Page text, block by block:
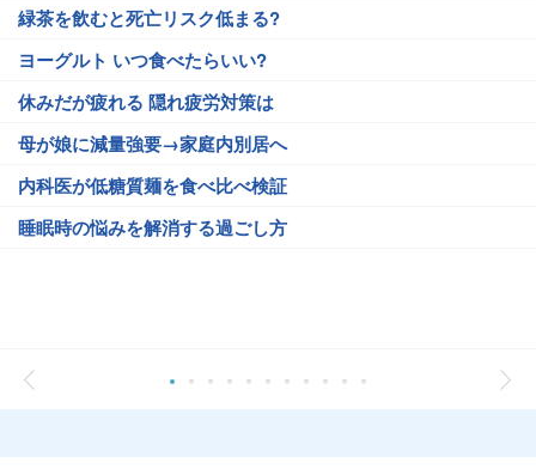
緑茶を飲むと死亡リスク低まる?
ヨーグルト いつ食べたらいい?
休みだが疲れる 隠れ疲労対策は
母が娘に減量強要→家庭内別居へ
内科医が低糖質麺を食べ比べ検証
睡眠時の悩みを解消する過ごし方